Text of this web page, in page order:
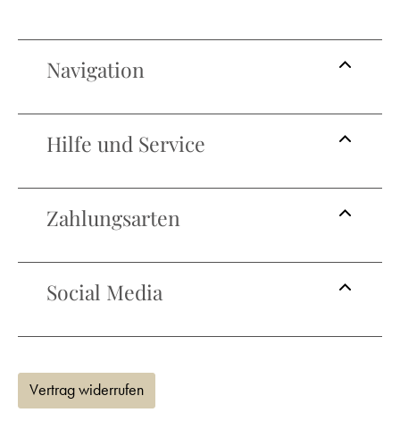
Navigation
Hilfe und Service
Zahlungsarten
Social Media
Vertrag widerrufen